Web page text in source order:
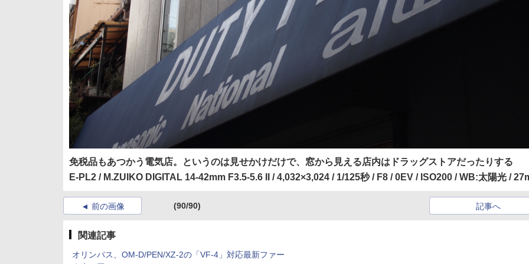
免税品もあつかう電気店。というのは見せかけだけで、窓から見える店内はドラッグストアだったりする
E-PL2 / M.ZUIKO DIGITAL 14-42mm F3.5-5.6 II / 4,032×3,024 / 1/125秒 / F8 / 0EV / ISO200 / WB:太陽光 /
前の画像 (90/90) 記事へ
関連記事
オリンパス、OM-D/PEN/XZ-2の「VF-4」対応最新ファー